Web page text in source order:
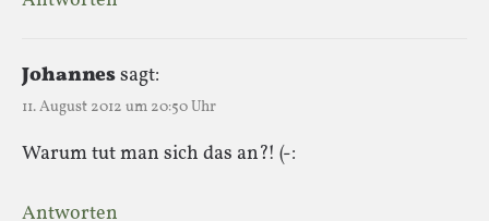
Johannessagt:
11. August 2012 um 20:50 Uhr
Warum tut man sich das an?! (-:
Antworten